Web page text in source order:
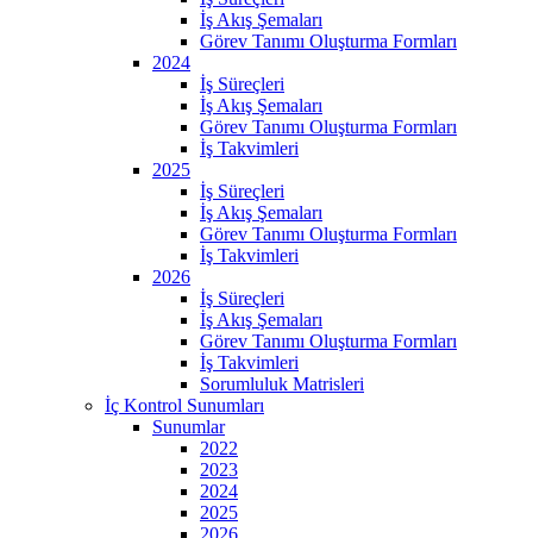
İş Akış Şemaları
Görev Tanımı Oluşturma Formları
2024
İş Süreçleri
İş Akış Şemaları
Görev Tanımı Oluşturma Formları
İş Takvimleri
2025
İş Süreçleri
İş Akış Şemaları
Görev Tanımı Oluşturma Formları
İş Takvimleri
2026
İş Süreçleri
İş Akış Şemaları
Görev Tanımı Oluşturma Formları
İş Takvimleri
Sorumluluk Matrisleri
İç Kontrol Sunumları
Sunumlar
2022
2023
2024
2025
2026